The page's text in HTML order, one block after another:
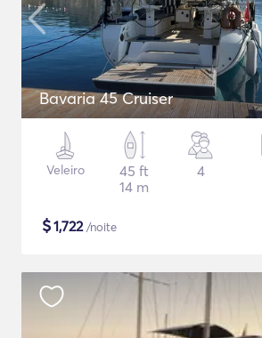
Bavaria 45 Cruiser
Veleiro
45 ft
14 m
4
$1,722/noite